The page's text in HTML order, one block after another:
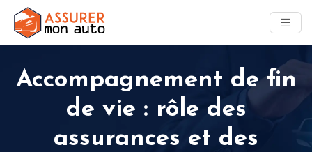
Accompagnement de fin
de vie : rôle des
assurances et des